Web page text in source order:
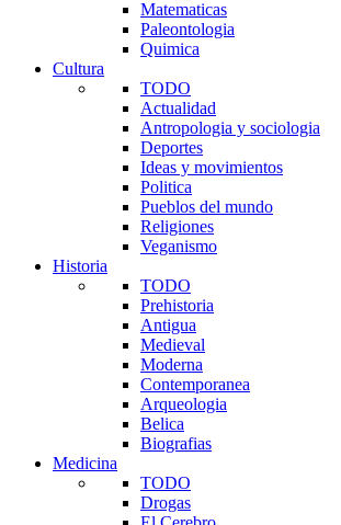
Matematicas
Paleontologia
Quimica
Cultura
TODO
Actualidad
Antropologia y sociologia
Deportes
Ideas y movimientos
Politica
Pueblos del mundo
Religiones
Veganismo
Historia
TODO
Prehistoria
Antigua
Medieval
Moderna
Contemporanea
Arqueologia
Belica
Biografias
Medicina
TODO
Drogas